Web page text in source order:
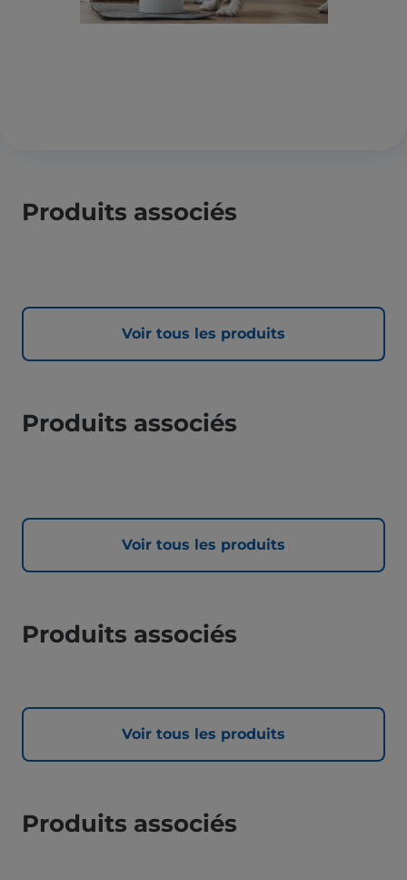
Produits associés
Voir tous les produits
Produits associés
Voir tous les produits
Produits associés
Voir tous les produits
Produits associés